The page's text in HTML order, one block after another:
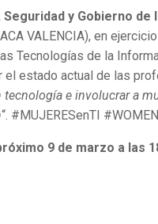
y Gobierno
VALENCIA), en
Tecnologías de la
el estado actual de las
e involucrar a
“. #MUJERESenTI
9 de marzo a las